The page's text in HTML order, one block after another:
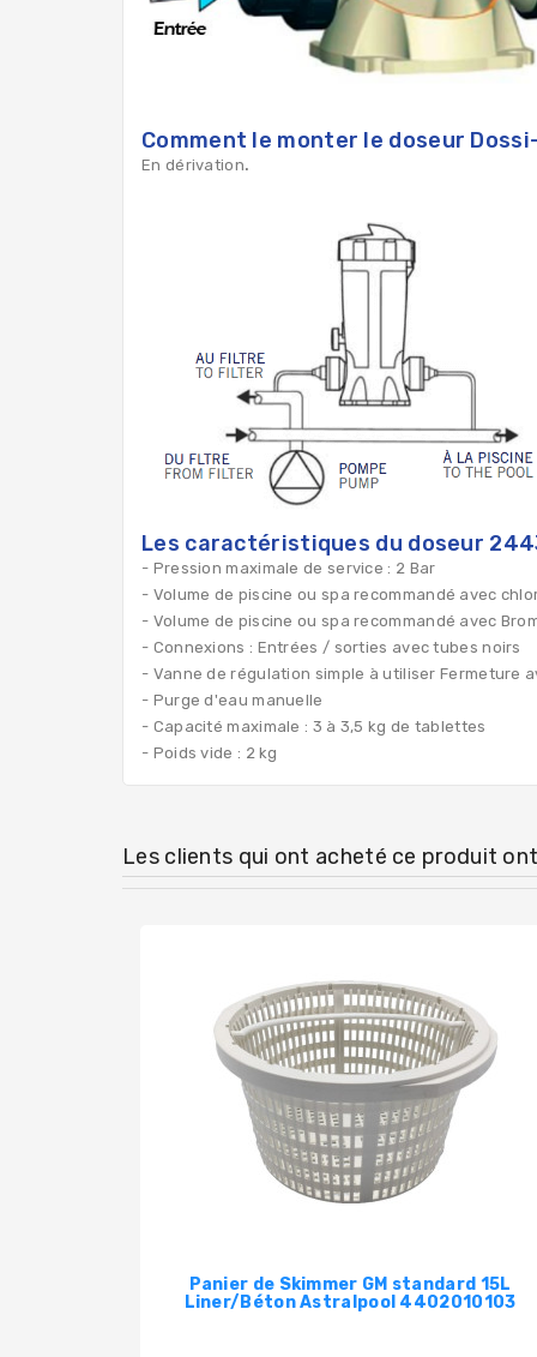
Comment le monter le doseur
En dérivation.
Les caractéristiques du doseur
- Pression maximale de service : 2 Bar
- Volume de piscine ou spa recommandé avec
- Volume de piscine ou spa recommandé avec
- Connexions : Entrées / sorties avec tubes noirs
- Vanne de régulation simple à utiliser Fermeture
- Purge d'eau manuelle
- Capacité maximale : 3 à 3,5 kg de tablettes
- Poids vide : 2 kg
Les clients qui ont acheté ce produit
Panier de Skimmer GM standard 15L
Liner/Béton Astralpool 4402010103